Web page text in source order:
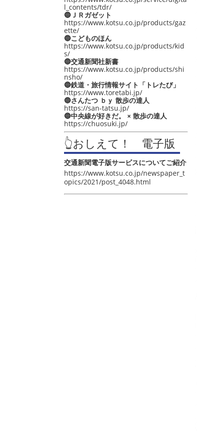
l_contents/tdr/
🔵ＪＲガゼット
https://www.kotsu.co.jp/products/gaz
ette/
🔵こどものほん
https://www.kotsu.co.jp/products/kid
s/
🔵交通新聞社新書
https://www.kotsu.co.jp/products/shi
nsho/
🔵鉄道・旅行情報サイト「トレたび」
https://www.toretabi.jp/
🔵さんたつ ｂｙ 散歩の達人
https://san-tatsu.jp/
🔵中央線が好きだ。 × 散歩の達人
https://chuosuki.jp/
👆おしえて！ 電子版
交通新聞電子版サービスについてご紹介
https://www.kotsu.co.jp/newspaper_t
opics/2021/post_4048.html